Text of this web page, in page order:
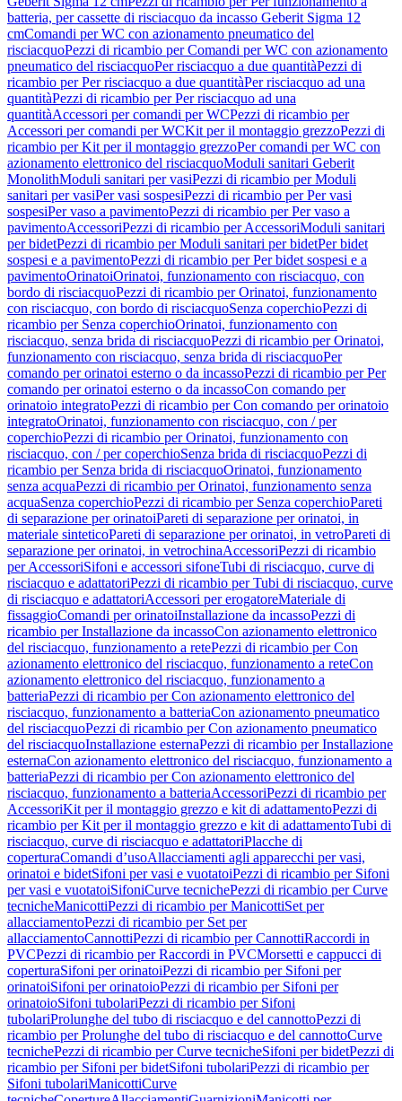
batteria, per cassette di risciacquo da incasso Geberit Sigma 12
cmComandi per WC con azionamento pneumatico del
risciacquoPezzi di ricambio per Comandi per WC con azionamento
pneumatico del risciacquoPer risciacquo a due quantitàPezzi di
ricambio per Per risciacquo a due quantitàPer risciacquo ad una
quantitàPezzi di ricambio per Per risciacquo ad una
quantitàAccessori per comandi per WCPezzi di ricambio per
Accessori per comandi per WCKit per il montaggio grezzoPezzi di
ricambio per Kit per il montaggio grezzoPer comandi per WC con
azionamento elettronico del risciacquoModuli sanitari Geberit
MonolithModuli sanitari per vasiPezzi di ricambio per Moduli
sanitari per vasiPer vasi sospesiPezzi di ricambio per Per vasi
sospesiPer vaso a pavimentoPezzi di ricambio per Per vaso a
pavimentoAccessoriPezzi di ricambio per AccessoriModuli sanitari
per bidetPezzi di ricambio per Moduli sanitari per bidetPer bidet
sospesi e a pavimentoPezzi di ricambio per Per bidet sospesi e a
pavimentoOrinatoiOrinatoi, funzionamento con risciacquo, con
bordo di risciacquoPezzi di ricambio per Orinatoi, funzionamento
con risciacquo, con bordo di risciacquoSenza coperchioPezzi di
ricambio per Senza coperchioOrinatoi, funzionamento con
risciacquo, senza brida di risciacquoPezzi di ricambio per Orinatoi,
funzionamento con risciacquo, senza brida di risciacquoPer
comando per orinatoi esterno o da incassoPezzi di ricambio per Per
comando per orinatoi esterno o da incassoCon comando per
orinatoio integratoPezzi di ricambio per Con comando per orinatoio
integratoOrinatoi, funzionamento con risciacquo, con / per
coperchioPezzi di ricambio per Orinatoi, funzionamento con
risciacquo, con / per coperchioSenza brida di risciacquoPezzi di
ricambio per Senza brida di risciacquoOrinatoi, funzionamento
senza acquaPezzi di ricambio per Orinatoi, funzionamento senza
acquaSenza coperchioPezzi di ricambio per Senza coperchioPareti
di separazione per orinatoiPareti di separazione per orinatoi, in
materiale sinteticoPareti di separazione per orinatoi, in vetroPareti di
separazione per orinatoi, in vetrochinaAccessoriPezzi di ricambio
per AccessoriSifoni e accessori sifoneTubi di risciacquo, curve di
risciacquo e adattatoriPezzi di ricambio per Tubi di risciacquo, curve
di risciacquo e adattatoriAccessori per erogatoreMateriale di
fissaggioComandi per orinatoiInstallazione da incassoPezzi di
ricambio per Installazione da incassoCon azionamento elettronico
del risciacquo, funzionamento a retePezzi di ricambio per Con
azionamento elettronico del risciacquo, funzionamento a reteCon
azionamento elettronico del risciacquo, funzionamento a
batteriaPezzi di ricambio per Con azionamento elettronico del
risciacquo, funzionamento a batteriaCon azionamento pneumatico
del risciacquoPezzi di ricambio per Con azionamento pneumatico
del risciacquoInstallazione esternaPezzi di ricambio per Installazione
esternaCon azionamento elettronico del risciacquo, funzionamento a
batteriaPezzi di ricambio per Con azionamento elettronico del
risciacquo, funzionamento a batteriaAccessoriPezzi di ricambio per
AccessoriKit per il montaggio grezzo e kit di adattamentoPezzi di
ricambio per Kit per il montaggio grezzo e kit di adattamentoTubi di
risciacquo, curve di risciacquo e adattatoriPlacche di
coperturaComandi d’usoAllacciamenti agli apparecchi per vasi,
orinatoi e bidetSifoni per vasi e vuotatoiPezzi di ricambio per Sifoni
per vasi e vuotatoiSifoniCurve tecnichePezzi di ricambio per Curve
tecnicheManicottiPezzi di ricambio per ManicottiSet per
allacciamentoPezzi di ricambio per Set per
allacciamentoCannottiPezzi di ricambio per CannottiRaccordi in
PVCPezzi di ricambio per Raccordi in PVCMorsetti e cappucci di
coperturaSifoni per orinatoiPezzi di ricambio per Sifoni per
orinatoiSifoni per orinatoioPezzi di ricambio per Sifoni per
orinatoioSifoni tubolariPezzi di ricambio per Sifoni
tubolariProlunghe del tubo di risciacquo e del cannottoPezzi di
ricambio per Prolunghe del tubo di risciacquo e del cannottoCurve
tecnichePezzi di ricambio per Curve tecnicheSifoni per bidetPezzi di
ricambio per Sifoni per bidetSifoni tubolariPezzi di ricambio per
Sifoni tubolariManicottiCurve